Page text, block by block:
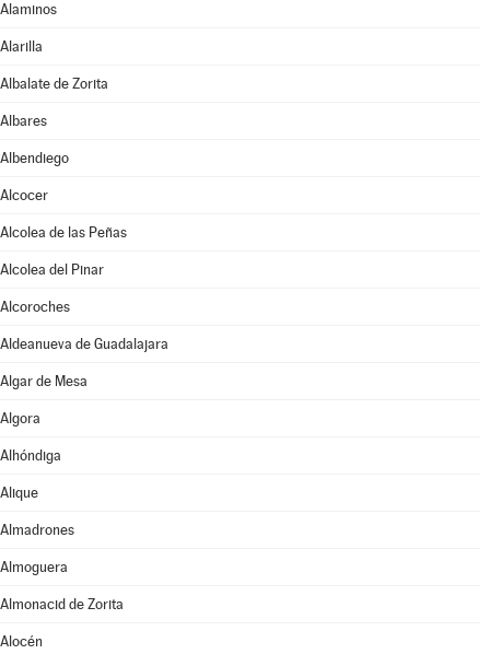
Alaminos
Alarilla
Albalate de Zorita
Albares
Albendiego
Alcocer
Alcolea de las Peñas
Alcolea del Pinar
Alcoroches
Aldeanueva de Guadalajara
Algar de Mesa
Algora
Alhóndiga
Alique
Almadrones
Almoguera
Almonacid de Zorita
Alocén